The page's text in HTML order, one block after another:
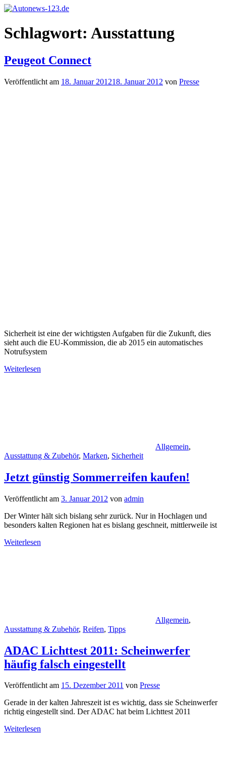
Zum
springen
Autonews-
123.de
Autonews
mit
Schlagwort: Ausstattung
Peugeot Connect
Veröffentlicht am 18. Januar 201218. Januar 2012 von Presse
Sicherheit ist eine der wichtigsten Aufgaben für die Zukunft, dies
sieht auch die EU-Kommission, die ab 2015 ein automatisches
Notrufsystem
Weiterlesen
Allgemein,
Ausstattung & Zubehör, Marken, Sicherheit
Jetzt günstig Sommerreifen kaufen!
Veröffentlicht am 3. Januar 2012 von admin
Der Winter hält sich bislang sehr zurück. Nur in Hochlagen und
besonders kalten Regionen hat es bislang geschneit, mittlerweile ist
Weiterlesen
Allgemein,
Ausstattung & Zubehör, Reifen, Tipps
ADAC Lichttest 2011: Scheinwerfer
häufig falsch eingestellt
Veröffentlicht am 15. Dezember 2011 von Presse
Gerade in der kalten Jahreszeit ist es wichtig, dass sie Scheinwerfer
richtig eingestellt sind. Der ADAC hat beim Lichttest 2011
Weiterlesen